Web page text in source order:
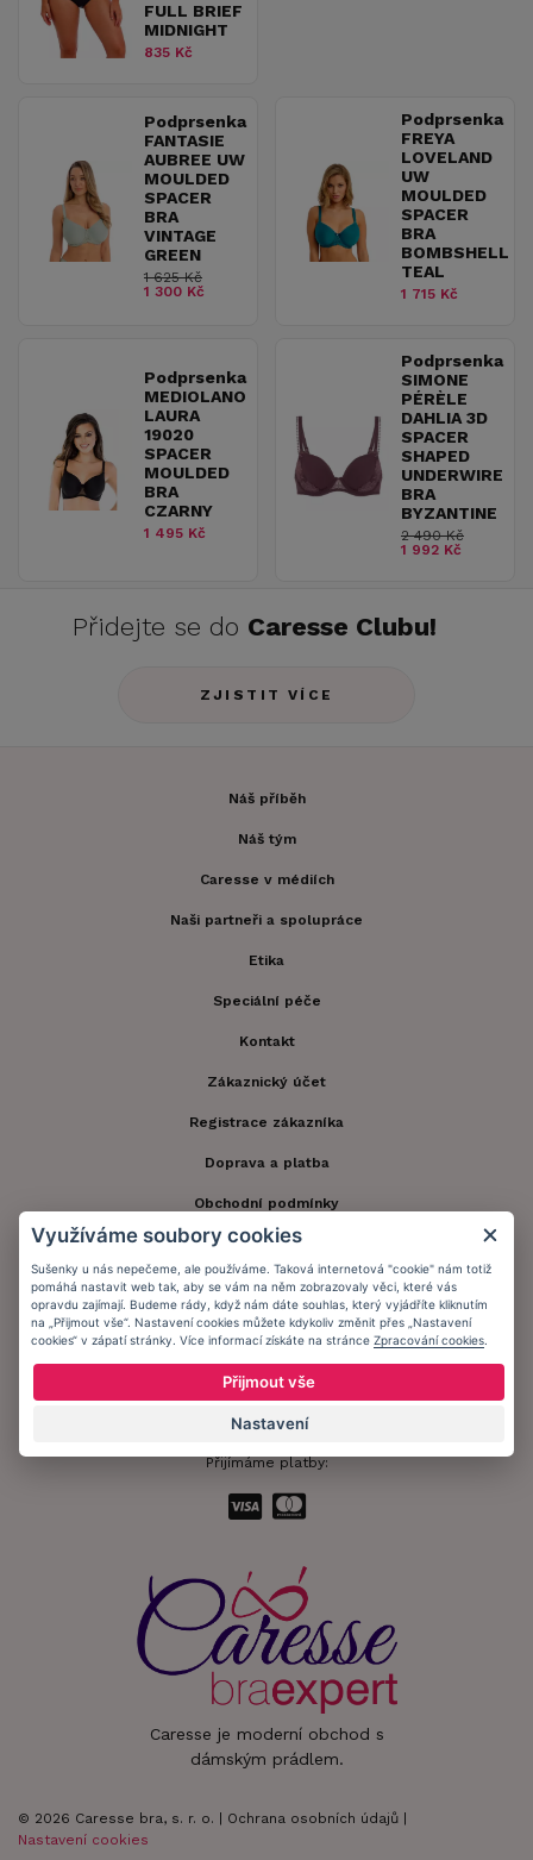
FULL BRIEF
MIDNIGHT
835 Kč
Podprsenka
FANTASIE
AUBREE UW
MOULDED
SPACER
BRA
VINTAGE
GREEN
1 625 Kč
1 300 Kč
Podprsenka
FREYA
LOVELAND
UW
MOULDED
SPACER
BRA
BOMBSHELL
TEAL
1 715 Kč
Podprsenka
MEDIOLANO
LAURA
19020
SPACER
MOULDED
BRA
CZARNY
1 495 Kč
Podprsenka
SIMONE
PÉRÈLE
DAHLIA 3D
SPACER
SHAPED
UNDERWIRE
BRA
BYZANTINE
2 490 Kč
1 992 Kč
Přidejte se do Caresse Clubu!
ZJISTIT VÍCE
Caresse je moderní obchod s
dámským prádlem.
© 2026 Caresse bra, s. r. o. | Ochrana osobních údajů |
Nastavení cookies
Náš příběh
Náš tým
Caresse v médiích
Naši partneři a spolupráce
Etika
Speciální péče
Kontakt
Zákaznický účet
Registrace zákazníka
Doprava a platba
Obchodní podmínky
Ochrana osobních údajů
Informační memorandum
Zůstaňte s námi v kontaktu.
Přijímáme platby:
Využíváme soubory cookies
Sušenky u nás nepečeme, ale používáme. Taková internetová "cookie" nám totiž
pomáhá nastavit web tak, aby se vám na něm zobrazovaly věci, které vás
opravdu zajímají. Budeme rády, když nám dáte souhlas, který vyjádříte kliknutím
na „Přijmout vše“. Nastavení cookies můžete kdykoliv změnit přes „Nastavení
cookies“ v zápatí stránky. Více informací získáte na stránce Zpracování cookies.
Přijmout vše
Nastavení